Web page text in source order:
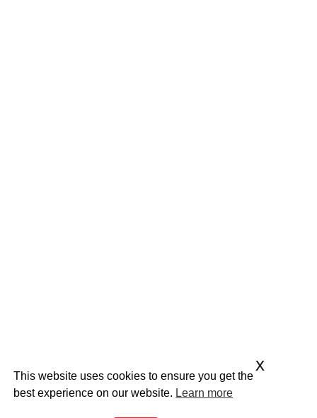
This website uses cookies to ensure you get the
best experience on our website. Learn more
x